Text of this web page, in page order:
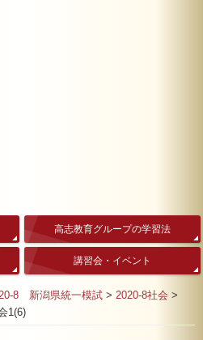
高志教育グループの学習法
講習会・イベント
8 新潟県統一模試 > 2020-8社会 >
1(6)